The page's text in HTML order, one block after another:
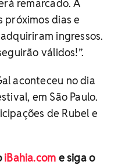
remarcado. A
próximos dias e
ingressos.
válidos!”.
aconteceu no dia
em São Paulo.
de Rubel e
iBahia.com e siga o